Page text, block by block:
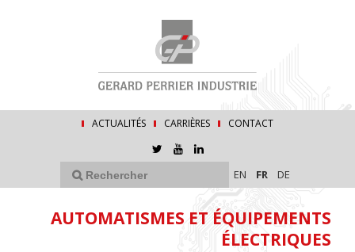
ACTUALITÉS CARRIÈRES CONTACT
EN FR DE
AUTOMATISMES ET ÉQUIPEMENTS
ÉLECTRIQUES